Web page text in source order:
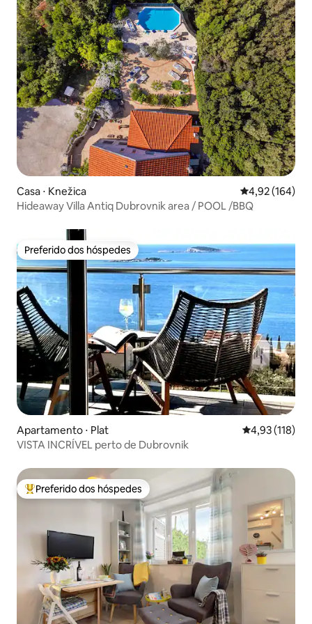
Casa ⋅ Knežica 4,92 de uma
4,92 (164)
Hideaway Villa Antiq Dubrovnik area / POOL /BBQ
Preferido dos hóspedes
Preferido dos hóspedes
Apartamento ⋅ Plat 4,93 de uma
4,93 (118)
VISTA INCRÍVEL perto de Dubrovnik
Entre os melhores preferidos dos hóspedes
Preferido dos hóspedes